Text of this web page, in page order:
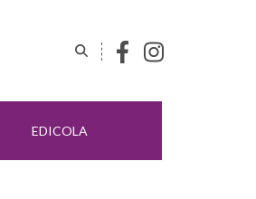
EDICOLA